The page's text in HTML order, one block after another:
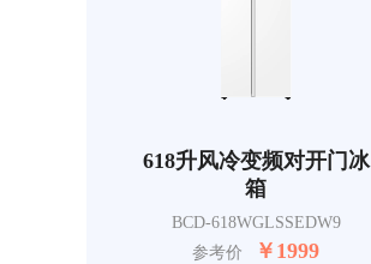
618升风冷变频对开门冰
箱
BCD-618WGLSSEDW9
参考价
￥ 1999